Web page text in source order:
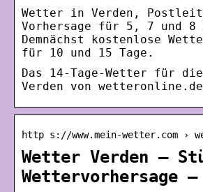
Wetter in Verden,
Vorhersage für 5, 7 und 8
Demnächst kostenlose
für 10 und 15 Tage.
Das 14-Tage-Wetter für
Verden von wetteronline.de
http s://www.mein-wetter.com ›
Wetter Verden –
Wettervorhersage –